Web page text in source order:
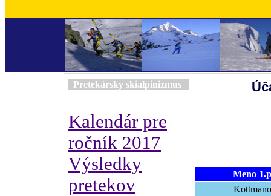
Pretekársky skialpinizmus
Kalendár pre
ročník 2017
Výsledky
pretekov
Meno